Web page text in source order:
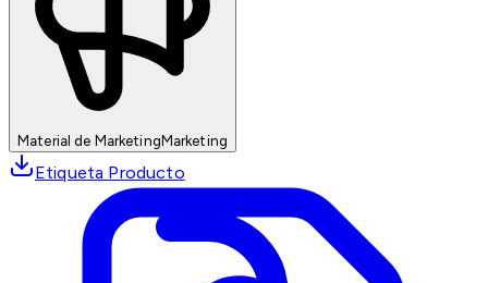
Material de MarketingMarketing
Etiqueta Producto